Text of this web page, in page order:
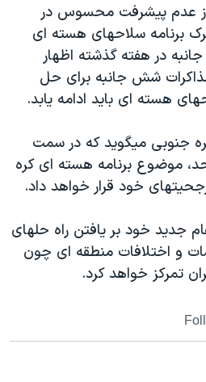
ایران
از عدم پیشرفت محسوس در
برنامه سلاحهای هسته ای
در هفته گذشته اظهار
شش جانبه برای حل
هسته ای باید ادامه یابد.
جنوبی میگوید که در سمت
موضوع برنامه هسته ای کره
خود قرار خواهد داد.
جدید خود بر یافتن راه حلهای
و اختلافات منطقه ای چون
تمرکز خواهد کرد.